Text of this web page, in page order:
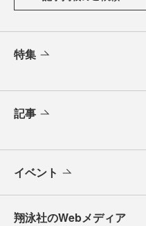
特集
記事
イベント
翔泳社のWebメディア